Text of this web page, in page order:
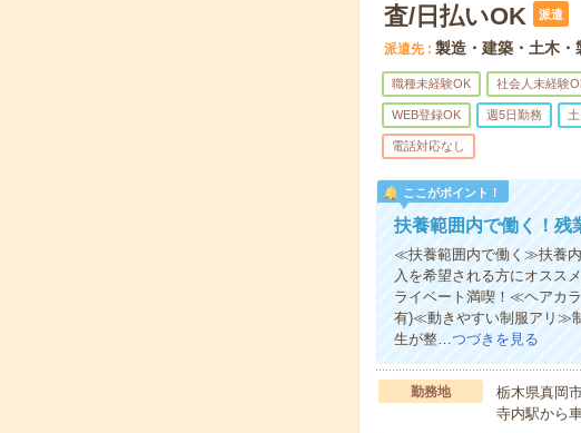
査/日払いOK
派遣
派遣先 製造・建築・土木・
職種未経験OK 社会人未経験
WEB登録OK 週5日勤務
電話対応なし
ここがポイント！
扶養範囲内で働く！残
≪扶養範囲内で働く≫扶養
入を希望される方にオスス
ライベート満喫！≪ヘアカ
有)≪動きやすい制服アリ≫
生が整…つづきを見る
勤務地
栃木県真岡
寺内駅から